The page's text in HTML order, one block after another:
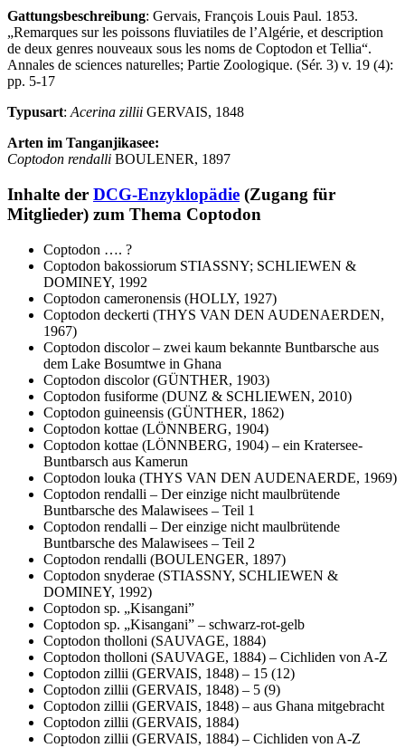
Gattungsbeschreibung: Gervais, François Louis Paul. 1853.
„Remarques sur les poissons fluviatiles de l’Algérie, et description
de deux genres nouveaux sous les noms de Coptodon et Tellia“.
Annales de sciences naturelles; Partie Zoologique. (Sér. 3) v. 19 (4):
pp. 5-17
Typusart: Acerina zillii GERVAIS, 1848
Arten im Tanganjikasee:
Coptodon rendalli BOULENER, 1897
Inhalte der DCG-Enzyklopädie (Zugang für
Mitglieder) zum Thema Coptodon
Coptodon …. ?
Coptodon bakossiorum STIASSNY; SCHLIEWEN &
DOMINEY, 1992
Coptodon cameronensis (HOLLY, 1927)
Coptodon deckerti (THYS VAN DEN AUDENAERDEN,
1967)
Coptodon discolor – zwei kaum bekannte Buntbarsche aus
dem Lake Bosumtwe in Ghana
Coptodon discolor (GÜNTHER, 1903)
Coptodon fusiforme (DUNZ & SCHLIEWEN, 2010)
Coptodon guineensis (GÜNTHER, 1862)
Coptodon kottae (LÖNNBERG, 1904)
Coptodon kottae (LÖNNBERG, 1904) – ein Kratersee-
Buntbarsch aus Kamerun
Coptodon louka (THYS VAN DEN AUDENAERDE, 1969)
Coptodon rendalli – Der einzige nicht maulbrütende
Buntbarsche des Malawisees – Teil 1
Coptodon rendalli – Der einzige nicht maulbrütende
Buntbarsche des Malawisees – Teil 2
Coptodon rendalli (BOULENGER, 1897)
Coptodon snyderae (STIASSNY, SCHLIEWEN &
DOMINEY, 1992)
Coptodon sp. „Kisangani”
Coptodon sp. „Kisangani” – schwarz-rot-gelb
Coptodon tholloni (SAUVAGE, 1884)
Coptodon tholloni (SAUVAGE, 1884) – Cichliden von A-Z
Coptodon zillii (GERVAIS, 1848) – 15 (12)
Coptodon zillii (GERVAIS, 1848) – 5 (9)
Coptodon zillii (GERVAIS, 1848) – aus Ghana mitgebracht
Coptodon zillii (GERVAIS, 1884)
Coptodon zillii (GERVAIS, 1884) – Cichliden von A-Z